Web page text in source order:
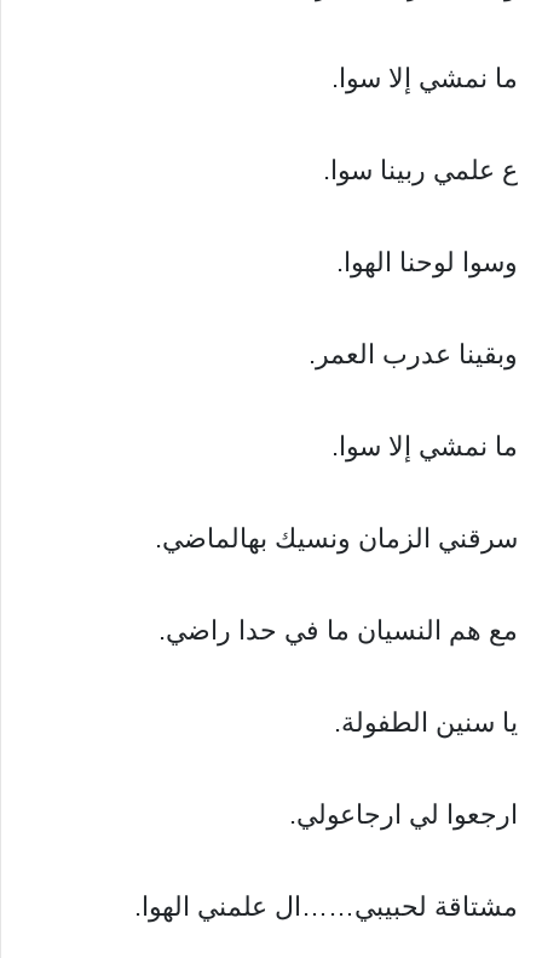
ما نمشي إلا سوا.
ع علمي ربينا سوا.
وسوا لوحنا الهوا.
وبقينا عدرب العمر.
ما نمشي إلا سوا.
سرقني الزمان ونسيك بهالماضي.
مع هم النسيان ما في حدا راضي.
يا سنين الطفولة.
ارجعوا لي ارجاعولي.
مشتاقة لحبيبي……ال علمني الهوا.